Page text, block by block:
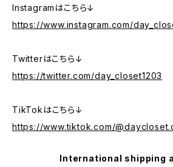
Instagramはこちら↓
https://www.instagram.com/
Twitterはこちら↓
https://twitter.com/day_closet1203
TikTokはこちら↓
https://www.tiktok.com/
International shipping